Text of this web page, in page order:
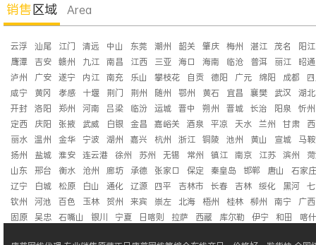
销售区域 Area
云浮 汕尾 江门 清远 中山 东莞 潮州 韶关 肇庆 梅州 湛江 茂名
阳江
鹰潭 吉安 赣州 九江 南昌 江西 三亚 海口 海南 临沧 普洱 丽江
昭通
泸州
广安 遂宁 内江 南充 乐山 攀枝花 自贡 德阳 广元 绵阳 成都
咸宁
黄冈 孝感 十堰 荆门 荆州 随州 鄂州 黄石 宜昌 襄樊 武汉 湖北
开封 洛阳 郑州 河南 吕梁 临汾 运城 晋中 朔州 晋城 长治 阳泉 忻州
定西
庆阳 张掖 武威 白银 金昌 嘉峪关 酒泉 平凉 天水 兰州 甘肃
丽水 温州 金华 宁波 湖州 嘉兴 杭州 浙江 铜陵 池州 黄山 宣城
马
扬州
盐城 淮安 连云港 徐州 苏州 无锡 常州 镇江 南京 江苏 滨州
山东
邢台 衡水 沧州 廊坊 承德 张家口 保定 秦皇岛 邯郸 唐山
石家庄
辽宁
白城 松原 白山 通化 辽源 四平 吉林市 长春 吉林 绥化 黑河
钦州
河池 百色 玉林 贺州 来宾 崇左 北海 梧州 桂林 柳州 南宁
广西
固原
吴忠 石嘴山 银川 宁夏 日喀则 拉萨 西藏 库尔勒 伊宁 和田 喀什